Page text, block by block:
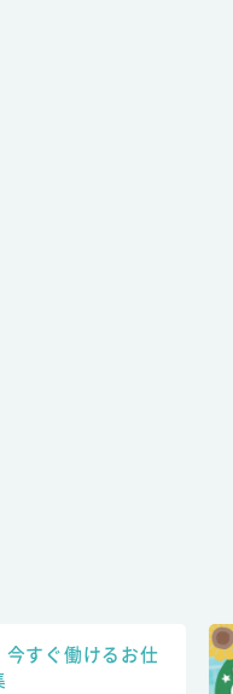
今すぐ働けるお仕